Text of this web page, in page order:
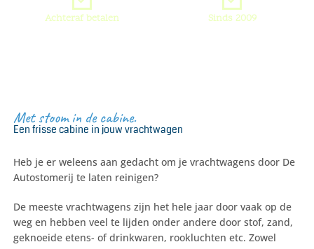
Achteraf betalen Sinds 2009
Met stoom in de cabine.
Een frisse cabine in jouw vrachtwagen
Heb je er weleens aan gedacht om je vrachtwagens door De
Autostomerij te laten reinigen?
De meeste vrachtwagens zijn het hele jaar door vaak op de
weg en hebben veel te lijden onder andere door stof, zand,
geknoeide etens- of drinkwaren, rookluchten etc. Zowel